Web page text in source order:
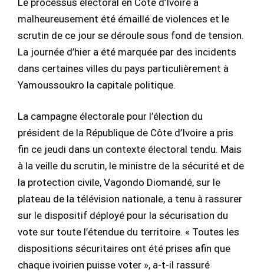
malheureusement été émaillé de violences et le
scrutin de ce jour se déroule sous fond de tension.
La journée d’hier a été marquée par des incidents
dans certaines villes du pays particulièrement à
Yamoussoukro la capitale politique.
La campagne électorale pour l’élection du
président de la République de Côte d’Ivoire a pris
fin ce jeudi dans un contexte électoral tendu. Mais
à la veille du scrutin, le ministre de la sécurité et de
la protection civile, Vagondo Diomandé, sur le
plateau de la télévision nationale, a tenu à rassurer
sur le dispositif déployé pour la sécurisation du
vote sur toute l’étendue du territoire. « Toutes les
dispositions sécuritaires ont été prises afin que
chaque ivoirien puisse voter », a-t-il rassuré